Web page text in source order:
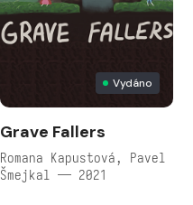
Vydáno
Grave Fallers
Romana Kapustová, Pavel
Šmejkal — 2021